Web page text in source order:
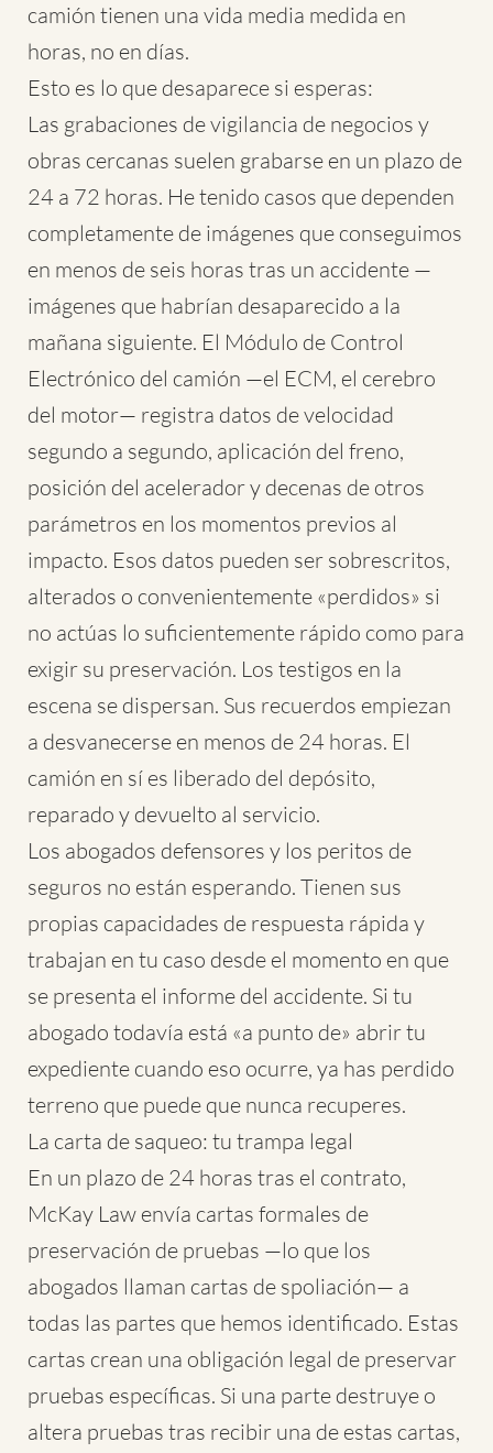
camión tienen una vida media medida en
horas, no en días.
Esto es lo que desaparece si esperas:
Las grabaciones de vigilancia de negocios y
obras cercanas suelen grabarse en un plazo de
24 a 72 horas. He tenido casos que dependen
completamente de imágenes que conseguimos
en menos de seis horas tras un accidente —
imágenes que habrían desaparecido a la
mañana siguiente. El Módulo de Control
Electrónico del camión —el ECM, el cerebro
del motor— registra datos de velocidad
segundo a segundo, aplicación del freno,
posición del acelerador y decenas de otros
parámetros en los momentos previos al
impacto. Esos datos pueden ser sobrescritos,
alterados o convenientemente «perdidos» si
no actúas lo suficientemente rápido como para
exigir su preservación. Los testigos en la
escena se dispersan. Sus recuerdos empiezan
a desvanecerse en menos de 24 horas. El
camión en sí es liberado del depósito,
reparado y devuelto al servicio.
Los abogados defensores y los peritos de
seguros no están esperando. Tienen sus
propias capacidades de respuesta rápida y
trabajan en tu caso desde el momento en que
se presenta el informe del accidente. Si tu
abogado todavía está «a punto de» abrir tu
expediente cuando eso ocurre, ya has perdido
terreno que puede que nunca recuperes.
La carta de saqueo: tu trampa legal
En un plazo de 24 horas tras el contrato,
McKay Law envía cartas formales de
preservación de pruebas —lo que los
abogados llaman cartas de spoliación— a
todas las partes que hemos identificado. Estas
cartas crean una obligación legal de preservar
pruebas específicas. Si una parte destruye o
altera pruebas tras recibir una de estas cartas,